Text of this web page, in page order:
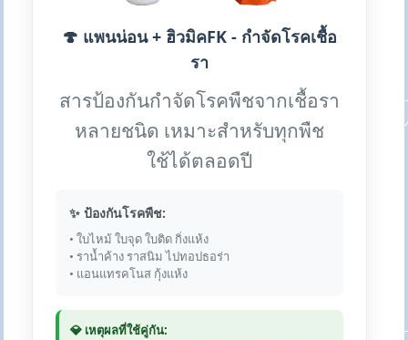
🍄 แพนน่อน + ฮิวมิคFK - กำจัดโรคเชื้อ
รา
สารป้องกันกำจัดโรคพืชจากเชื้อรา
หลายชนิด เหมาะสำหรับทุกพืช
ใช้ได้ตลอดปี
✨ ป้องกันโรคพืช:
• ใบไหม้ ใบจุด ใบติด กิ่งแห้ง
• ราน้ำค้าง ราสนิม ไปทอปธอร่า
• แอนแทรคโนส กุ้งแห้ง
💎 เหตุผลที่ใช้คู่กัน: